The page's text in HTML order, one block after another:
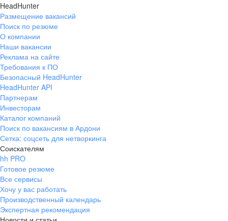
HeadHunter
Размещение вакансий
Поиск по резюме
О компании
Наши вакансии
Реклама на сайте
Требования к ПО
Безопасный HeadHunter
HeadHunter API
Партнерам
Инвесторам
Каталог компаний
Поиск по вакансиям в Ардони
Сетка: соцсеть для нетворкинга
Соискателям
hh PRO
Готовое резюме
Все сервисы
Хочу у вас работать
Производственный календарь
Экспертная рекомендация